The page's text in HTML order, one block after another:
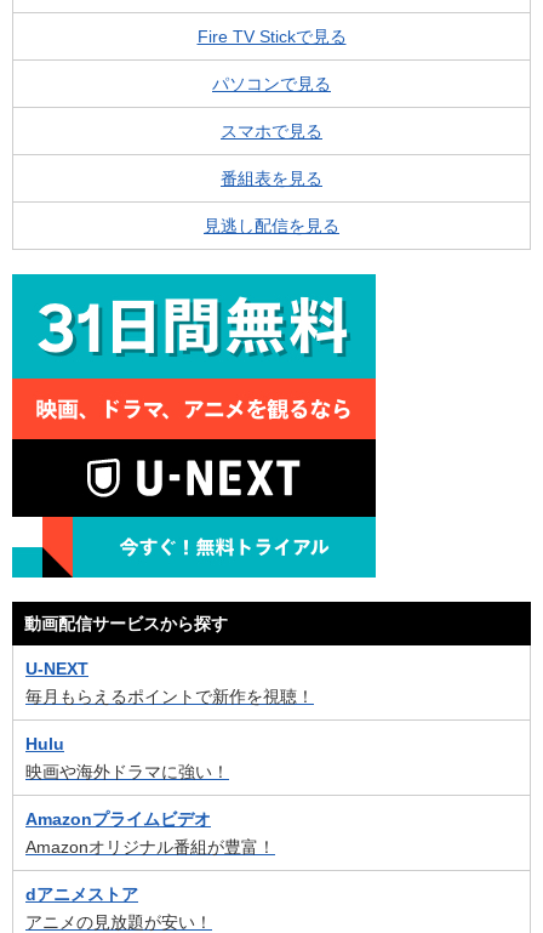
Fire TV Stickで見る
パソコンで見る
スマホで見る
番組表を見る
見逃し配信を見る
動画配信サービスから探す
U-NEXT
毎月もらえるポイントで新作を視聴！
Hulu
映画や海外ドラマに強い！
Amazonプライムビデオ
Amazonオリジナル番組が豊富！
dアニメストア
アニメの見放題が安い！